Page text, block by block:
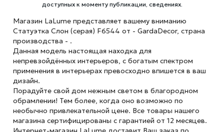
доступных к моменту публикации, сведениях.
Магазин LaLume представляет вашему вниманию
Статуэтка Слон (серая) F6544 от - GardaDecor, страна
производства - .
Данная модель настоящая находка для
непревзойдённых интерьеров, с богатым спектром
применения в интерьерах превосходно впишется в ваш
дизайн.
Порадуйте свой дом нежным светом в благородном
обрамлении! Тем более, когда оно возможно по
необычно привлекательной цене. Все товары нашего
магазина сертифицированы с гарантией от 12 месяцев.